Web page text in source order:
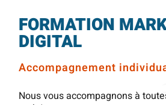
FORMATION
DIGITAL
Accompagnement
Nous vous accompagnons à